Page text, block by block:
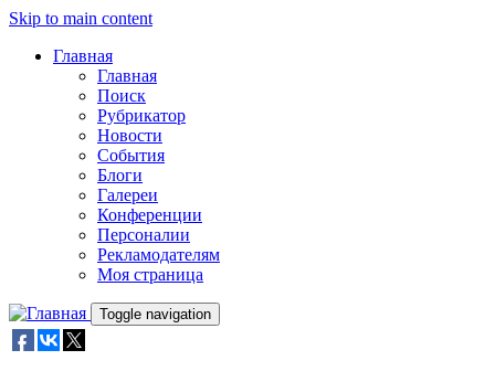
Skip to main content
Главная
Главная
Поиск
Рубрикатор
Новости
События
Блоги
Галереи
Конференции
Персоналии
Рекламодателям
Моя страница
Toggle navigation